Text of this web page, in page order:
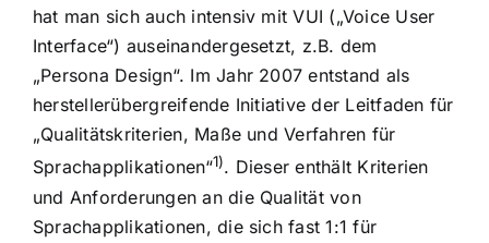
hat man sich auch intensiv mit VUI („Voice User
Interface“) auseinandergesetzt, z.B. dem
„Persona Design“. Im Jahr 2007 entstand als
herstellerübergreifende Initiative der Leitfaden für
„Qualitätskriterien, Maße und Verfahren für
Sprachapplikationen“1). Dieser enthält Kriterien
und Anforderungen an die Qualität von
Sprachapplikationen, die sich fast 1:1 für